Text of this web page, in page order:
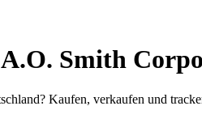
A.O. Smith
Kaufen, verkaufen und